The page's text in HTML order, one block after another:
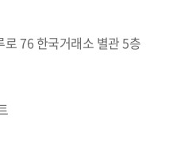
76 한국거래소 별관 5층